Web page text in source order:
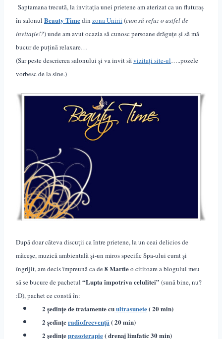
Saptamana trecută, la invitația unei prietene am aterizat ca un fluturaș
în salonul Beauty Timedin zona Unirii (cum să refuz o astfel de
invitație!?) unde am avut ocazia să cunosc persoane drăguțe și să mă
bucur de puțină relaxare…
(Sar peste descrierea salonului și va invit săvizitați site-ul…..pozele
vorbesc de la sine.)
După doar câteva discuții ca între prietene, la un ceai delicios de
măceșe, muzică ambientală și-un miros specific Spa-ului curat și
îngrijit, am decis împreună ca de8 Martieo cititoare a blogului meu
să se bucure de pachetul “Lupta împotriva celulitei” (sună bine, nu?
:D), pachet ce constă în:
2 ședințe de tratamente cuultrasunete( 20 min)
2 ședințeradiofrecvență ( 20 min)
2 ședințepresoterapie( drenaj limfatic 30 min)